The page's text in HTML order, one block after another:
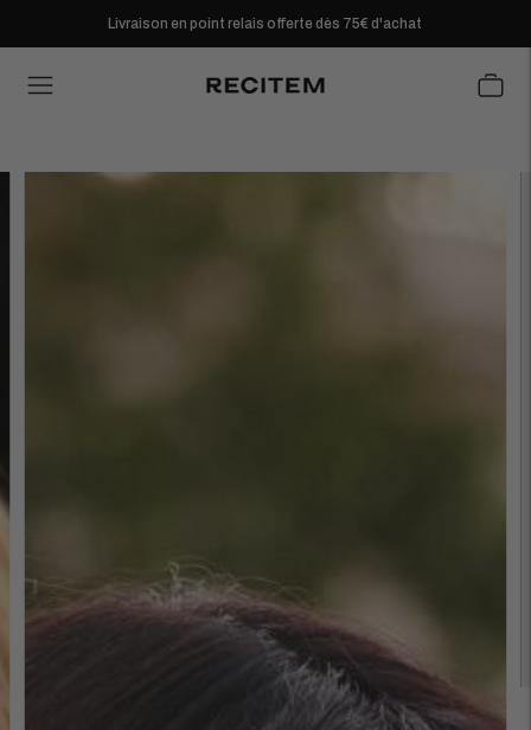
Livraison en point relais offerte dès 75€ d'achat